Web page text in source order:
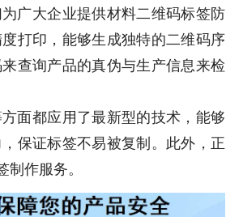
广大企业提供材料二维码标签防
打印，能够生成独特的二维码序
查询产品的真伪与生产信息来检
面都应用了最新型的技术，能够
保证标签不易被复制。此外，正
作服务。